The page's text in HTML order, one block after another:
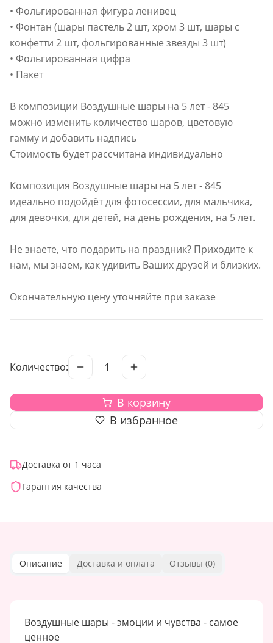
• Фольгированная фигура ленивец
• Фонтан (шары пастель 2 шт, хром 3 шт, шары с
конфетти 2 шт, фольгированные звезды 3 шт)
• Фольгированная цифра
• Пакет
В композиции Воздушные шары на 5 лет - 845
можно изменить количество шаров, цветовую
гамму и добавить надпись
Стоимость будет рассчитана индивидуально
Композиция Воздушные шары на 5 лет - 845
идеально подойдёт для фотосессии, для мальчика,
для девочки, для детей, на день рождения, на 5 лет.
Не знаете, что подарить на праздник? Приходите к
нам, мы знаем, как удивить Ваших друзей и близких.
Окончательную цену уточняйте при заказе
Количество: 1
В корзину
В избранное
Доставка от 1 часа
Гарантия качества
Описание Доставка и оплата Отзывы (0)
Воздушные шары - эмоции и чувства - самое
ценное